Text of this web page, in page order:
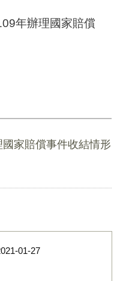
年辦理國家賠償
家賠償事件收結情形
01-27